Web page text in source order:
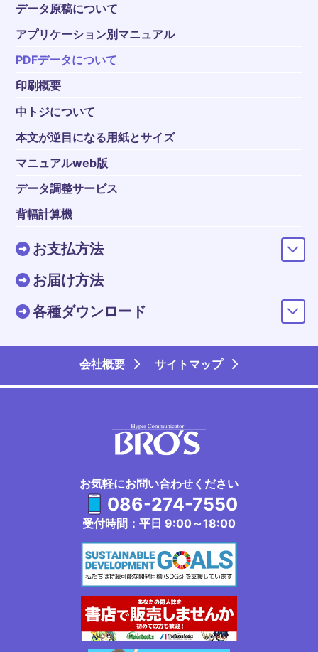
データ原稿について
アプリケーション別マニュアル
PDFデータについて
印刷概要
中トジについて
本文が逆目になる用紙とサイズ
マニュアルweb版
データ調整サービス
背幅計算機
お支払方法
お届け方法
各種ダウンロード
会社概要 サイトマップ
お気軽にお問い合わせください
086-274-7550
受付時間：平日 9:00～18:00